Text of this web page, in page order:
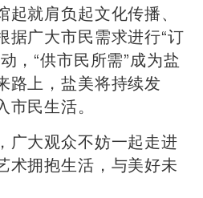
就肩负起文化传播、
据广大市民需求进行“订
，“供市民所需”成为盐
路上，盐美将持续发
民生活。
广大观众不妨一起走进
术拥抱生活，与美好未